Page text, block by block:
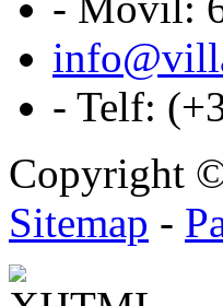
- Telf:
Copyright
Sitemap -